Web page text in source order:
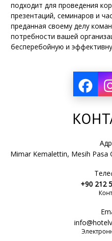
подходит для проведения
презентаций, семинаров и
преданная своему делу
потребности вашей
бесперебойную и
Mimar Kemalettin, Mesih Pasa
+90 212